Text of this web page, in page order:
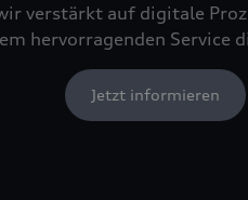
verstärkt auf digitale
hervorragenden Service
Jetzt informieren